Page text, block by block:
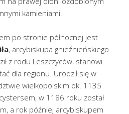
kamieniami.
po stronie północnej jest
, arcybiskupa gnieźnieńskiego
z rodu Leszczyców, stanowi
dla regionu. Urodził się w
wielkopolskim ok. 1135
cystersem, w 1186 roku został
a rok później arcybiskupem